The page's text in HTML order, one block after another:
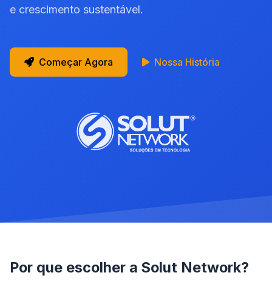
e crescimento sustentável.
Começar Agora Nossa História
Por que escolher a Solut Network?